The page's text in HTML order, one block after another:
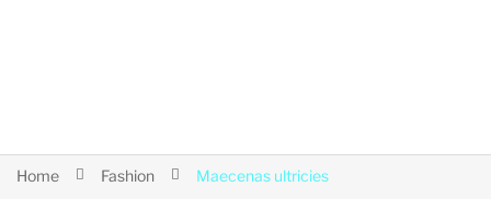
Home Fashion Maecenas ultricies